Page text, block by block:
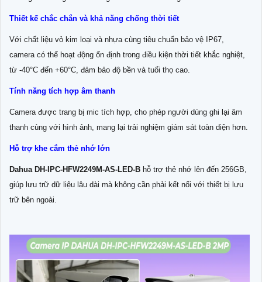
Thiết kế chắc chắn và khả năng chống thời tiết
Với chất liệu vỏ kim loại và nhựa cùng tiêu chuẩn bảo vệ IP67,
camera có thể hoạt động ổn định trong điều kiện thời tiết khắc nghiệt,
từ -40°C đến +60°C, đảm bảo độ bền và tuổi thọ cao.
Tính năng tích hợp âm thanh
Camera được trang bị mic tích hợp, cho phép người dùng ghi lại âm
thanh cùng với hình ảnh, mang lại trải nghiệm giám sát toàn diện hơn.
Hỗ trợ khe cắm thẻ nhớ lớn
Dahua DH-IPC-HFW2249M-AS-LED-B hỗ trợ thẻ nhớ lên đến 256GB,
giúp lưu trữ dữ liệu lâu dài mà không cần phải kết nối với thiết bị lưu
trữ bên ngoài.